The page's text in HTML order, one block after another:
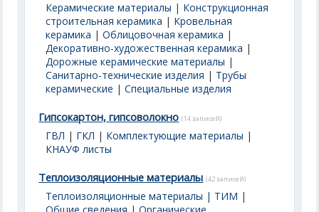
Керамические материалы | Конструкционная
строительная керамика | Кровельная
керамика |Облицовочная керамика |
Декоративно-художественная керамика |
Дорожные керамические материалы |
Санитарно-технические изделия | Трубы
керамические |Специальные изделия
Гипсокартон, гипсоволокно (14 записей)
ГВЛ | ГКЛ | Комплектующие материалы |
КНАУФ листы
Теплоизоляционные материалы (42 записей)
Теплоизоляционные материалы | ТИМ |